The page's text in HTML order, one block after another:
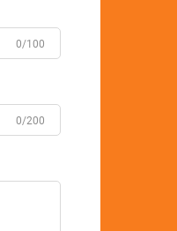
0/100
0/200